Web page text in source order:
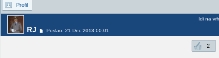
Profil
RJ Poslao: 21 Dec 2013 00:01
Idi na vrh
2